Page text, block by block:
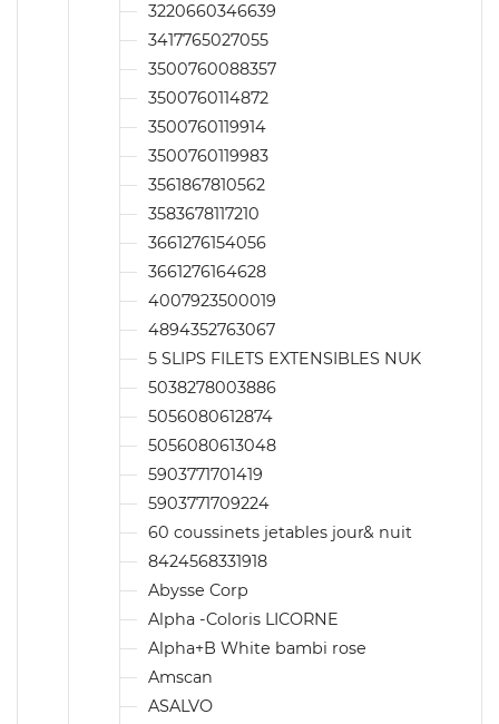
3220660346639
3417765027055
3500760088357
3500760114872
3500760119914
3500760119983
3561867810562
3583678117210
3661276154056
3661276164628
4007923500019
4894352763067
5 SLIPS FILETS EXTENSIBLES NUK
5038278003886
5056080612874
5056080613048
5903771701419
5903771709224
60 coussinets jetables jour& nuit
8424568331918
Abysse Corp
Alpha -Coloris LICORNE
Alpha+B White bambi rose
Amscan
ASALVO